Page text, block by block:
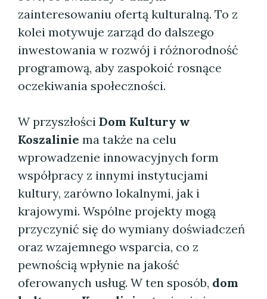
zainteresowaniu ofertą kulturalną. To z
kolei motywuje zarząd do dalszego
inwestowania w rozwój i różnorodność
programową, aby zaspokoić rosnące
oczekiwania społeczności.
W przyszłości Dom Kultury w
Koszalinie ma także na celu
wprowadzenie innowacyjnych form
współpracy z innymi instytucjami
kultury, zarówno lokalnymi, jak i
krajowymi. Wspólne projekty mogą
przyczynić się do wymiany doświadczeń
oraz wzajemnego wsparcia, co z
pewnością wpłynie na jakość
oferowanych usług. W ten sposób, dom